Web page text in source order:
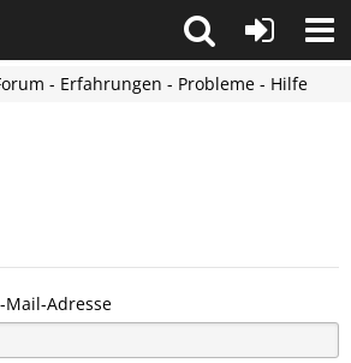
- Erfahrungen - Probleme - Hilfe
Mail-Adresse